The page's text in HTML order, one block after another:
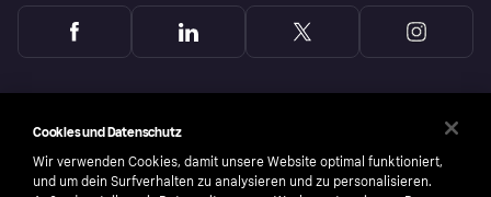
Cookies und Datenschutz
Wir verwenden Cookies, damit unsere Website optimal funktioniert,
und um dein Surfverhalten zu analysieren und zu personalisieren.